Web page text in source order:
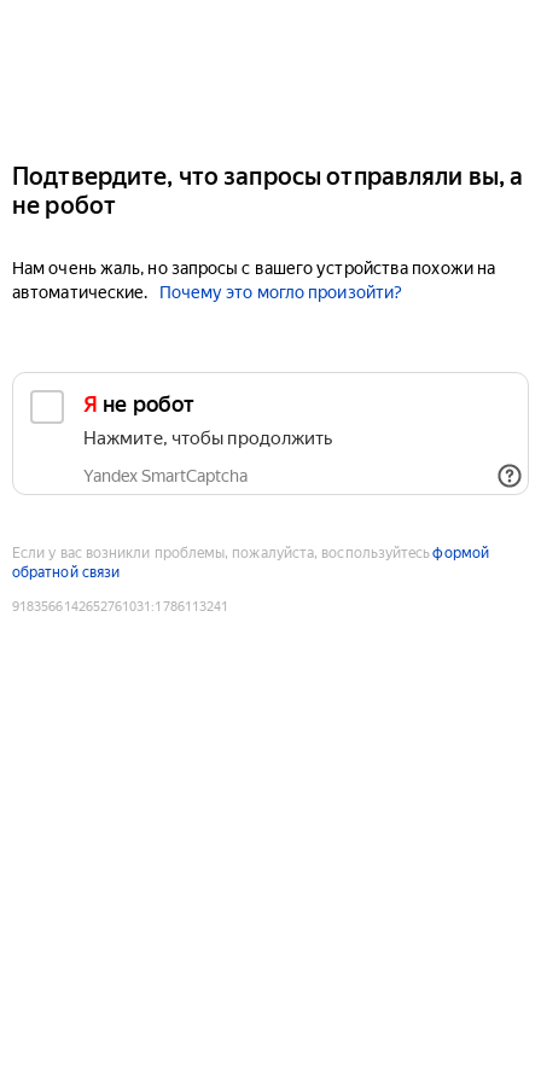
Подтвердите, что запросы отправляли вы, а
не робот
Нам очень жаль, но запросы с вашего устройства похожи на
автоматические.
Почему это могло произойти?
Я не робот
Нажмите, чтобы продолжить
Yandex SmartCaptcha
Если у вас возникли проблемы, пожалуйста, воспользуйтесьформой
обратной связи
9183566142652761031 :1786113241